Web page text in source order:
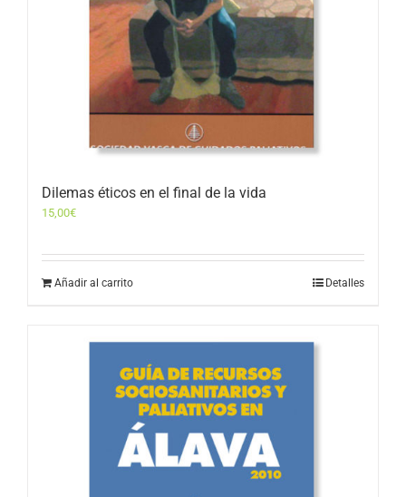
Dilemas éticos en el final de la vida
15,00€
Añadir al carrito Detalles